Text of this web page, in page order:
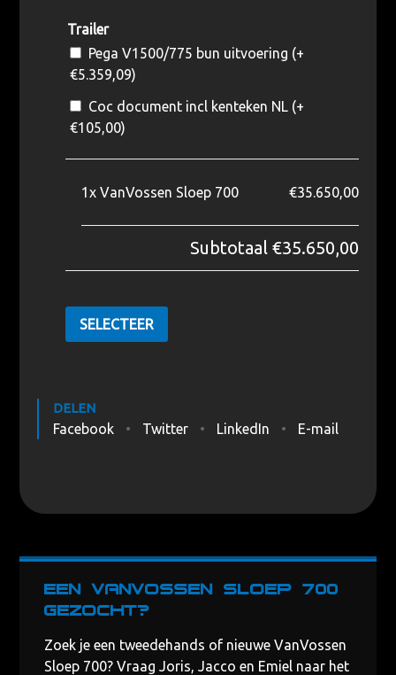
Trailer
Pega V1500/775 bun uitvoering (+
€5.359,09)
Coc document incl kenteken NL (+
€105,00)
1x VanVossen Sloep 700 €35.650,00
Subtotaal €35.650,00
SELECTEER
DELEN
Facebook Twitter LinkedIn E-mail
Een VanVossen Sloep 700
gezocht?
Zoek je een tweedehands of nieuwe VanVossen
Sloep 700? Vraag Joris, Jacco en Emiel naar het